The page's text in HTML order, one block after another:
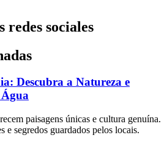
sociales
Descubra a Natureza e
paisagens únicas e cultura genuína.
e segredos guardados pelos locais.